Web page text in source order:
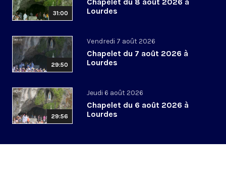
31:00
Lourdes
29:50
Vendredi 7 août 2026
Chapelet du 7 août 2026 à
Lourdes
29:56
Jeudi 6 août 2026
Chapelet du 6 août 2026 à
Lourdes